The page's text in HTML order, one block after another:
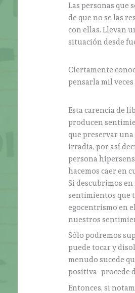
Las personas que
de que no se las
con ellas. Llevan
situación desde
Ciertamente
pensarla mil
Esta carencia de
producen
que preservar
irradia, por así
persona
hacemos caer en
Si descubrimos
sentimientos que
egocentrismo en
nuestros
Sólo podremos
puede tocar y
menudo sucede
positiva- procede
Entonces, si